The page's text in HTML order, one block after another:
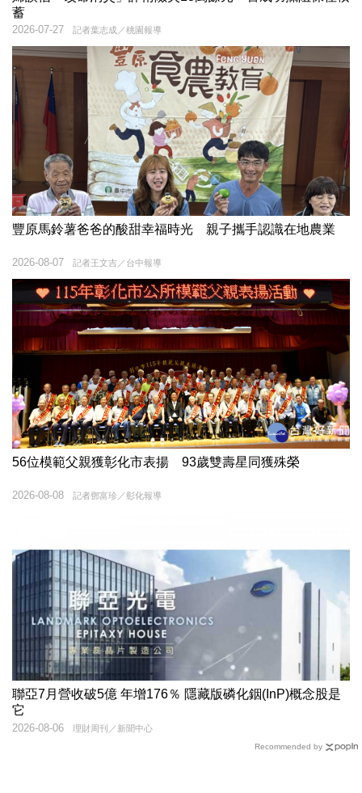
蓄
記者葉志成／桃園報導
2026-07-27
豐原馬鈴薯爸爸的酸甜幸福時光 親子攜手認識在地農業
記者王文吉／台中報導
2026-08-07
56位模範父親獲彰化市表揚 93歲雙壽星同獲殊榮
記者鄧富珍／彰化報導
2026-08-08
聯亞7月營收破5億 年增176％ 隱藏版磷化銦(InP)概念股是
它
理財周刊／新聞中心
2026-08-06
Recommended by